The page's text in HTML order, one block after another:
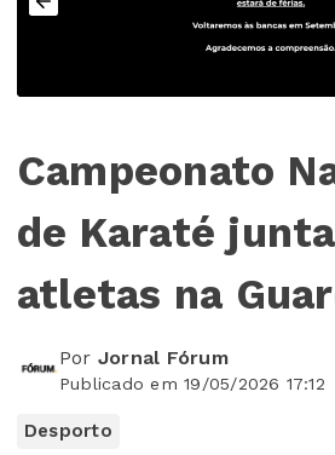
Campeonato
de Karaté
atletas na
Por Jornal Fórum
Publicado em 19/05/2026 17:12
Desporto